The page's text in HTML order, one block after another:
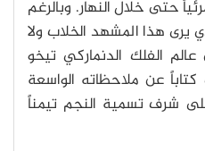
حتى خلال النهار. وبالرغم
يرى هذا المشهد الخلاب ولا
الفلك الدنماركي تيخو
عن ملاحظاته الواسعة
شرف تسمية النجم تيمناً